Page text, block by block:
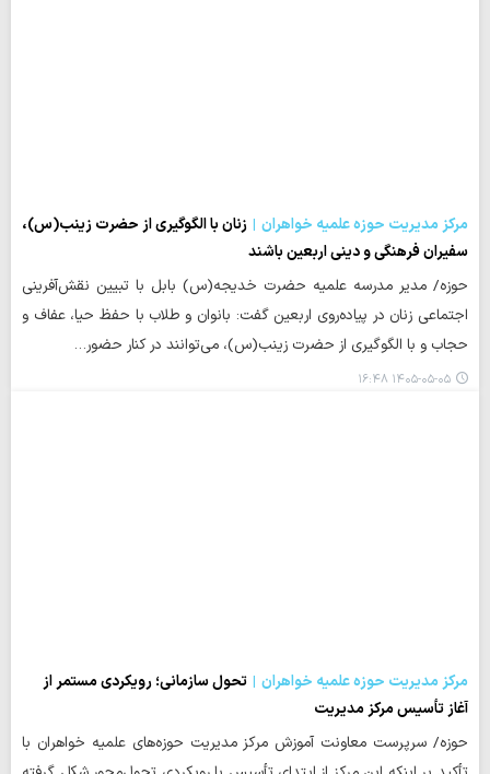
مرکز مدیریت حوزه علمیه خواهران
زنان با الگوگیری از حضرت زینب(س)،
سفیران فرهنگی و دینی اربعین باشند
حوزه/ مدیر مدرسه علمیه حضرت خدیجه(س) بابل با تبیین نقش‌آفرینی
اجتماعی زنان در پیاده‌روی اربعین گفت: بانوان و طلاب با حفظ حیا، عفاف و
حجاب و با الگوگیری از حضرت زینب(س)، می‌توانند در کنار حضور…
۱۴۰۵-۰۵-۰۵ ۱۶:۴۸
مرکز مدیریت حوزه علمیه خواهران
تحول سازمانی؛ رویکردی مستمر از
آغاز تأسیس مرکز مدیریت
حوزه/ سرپرست معاونت آموزش مرکز مدیریت حوزه‌های علمیه خواهران با